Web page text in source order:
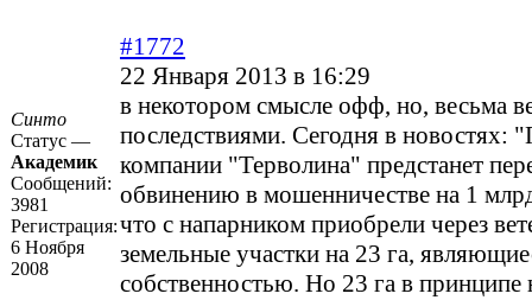
Синто
Статус —
Академик
Сообщений:
3981
Регистрация:
6 Ноября
2008
#1772
22 Января 2013 в 16:29
в некотором смысле офф, но, весьма
последствиями. Сегодня в новостях:
компании "Терволина" предстанет
обвинению в мошенничестве на 1
что с напарником приобрели через
земельные участки на 23 га,
собственностью. Но 23 га в принципе